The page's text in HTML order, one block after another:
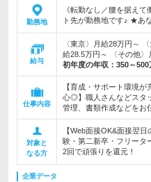
勤務地
《転勤なし／腰を据え
ト先が勤務地です♪ ★あ
給与
〈東京〉月給28万円～
給28.5万円～ 〈その他
初年度の年収： 350～500
仕事内容
【育成・サポート環境
心◎】職人さんなどスタ
管理、書類作成などをお
対象と
なる方
【Web面接OK&面接翌
験・第二新卒・フリー
2回で頑張りを還元！
企業データ